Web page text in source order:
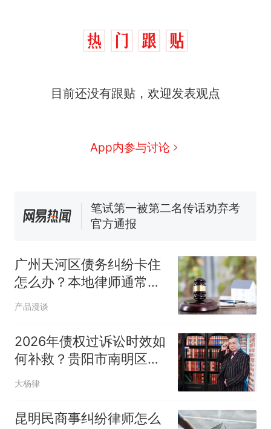
目前还没有跟贴，欢迎发表观点
App内参与讨论
热
那个在床头放菜刀的女孩，
么？
协会回应
男子上山采菌偶然发现鸡枞菌
窝，原地守1天等它长大：挖了
来源：参考消息）
笔试第一被第二名传话劝弃考
官方通报
因老师一句“跟我回家”改写了
人生
广州天河区债务纠纷卡住
怎么办？本地律师通常先
查责任对象是谁呢
产品漫谈
2026年债权过诉讼时效如
何补救？贵阳市南明区杨
再坤律师解
大杨律
昆明民商事纠纷律师怎么